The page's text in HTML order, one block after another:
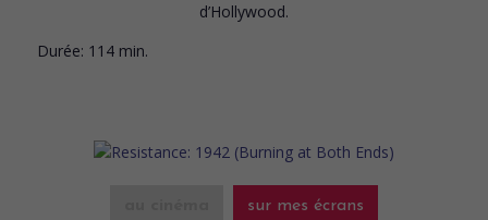
d’Hollywood.
Durée: 114 min.
sur mes écrans